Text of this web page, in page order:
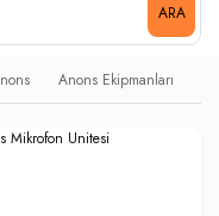
ARA
Anons Ekipmanları